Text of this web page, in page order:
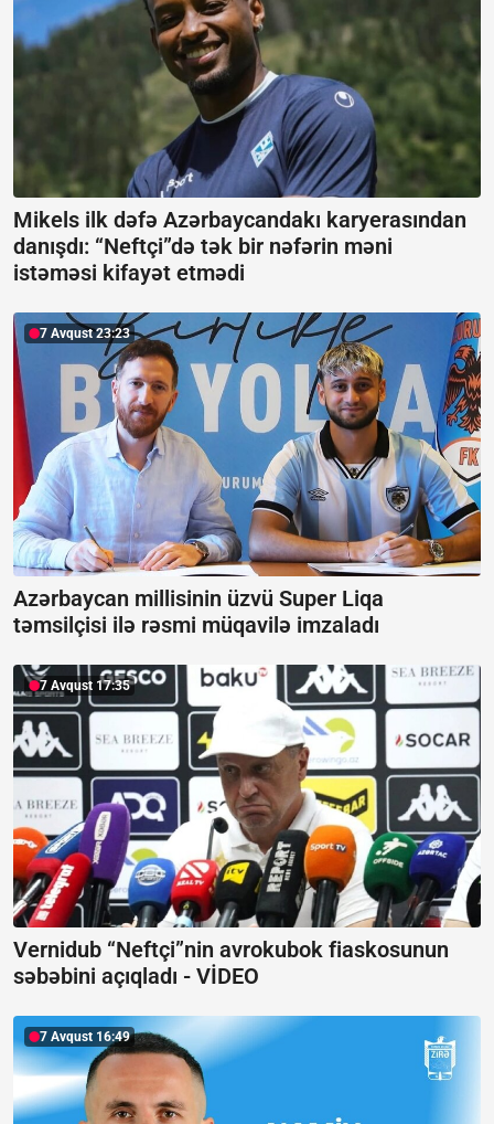
Mikels ilk dəfə Azərbaycandakı karyerasından
danışdı: “Neftçi”də tək bir nəfərin məni
istəməsi kifayət etmədi
7 Avqust 23:23
Azərbaycan millisinin üzvü Super Liqa
təmsilçisi ilə rəsmi müqavilə imzaladı
7 Avqust 17:35
Vernidub “Neftçi”nin avrokubok fiaskosunun
səbəbini açıqladı - VİDEO
7 Avqust 16:49